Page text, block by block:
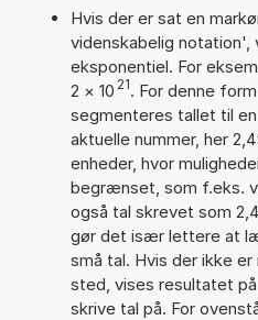
Hvis der er sat en
videnskabelig notation',
eksponentiel. For
2 × 10 21. For denne
segmenteres tallet til
aktuelle nummer, her
enheder, hvor
begrænset, som f.eks.
også tal skrevet som
gør det især lettere at
små tal. Hvis der ikke
sted, vises resultatet
skrive tal på. For